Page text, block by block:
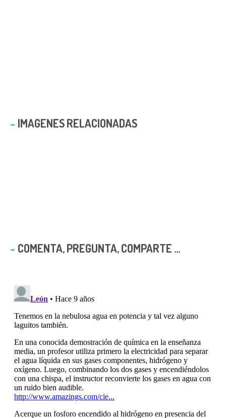
IMAGENES RELACIONADAS
COMENTA, PREGUNTA, COMPARTE ...